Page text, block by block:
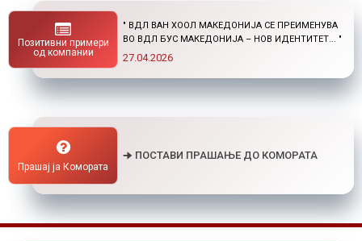
Позитивни примери
од компании
ПОСТДИПЛОМСКИ СТУДИИ ДОМА И ВО
СТРАНСТВО "
01.04.2026
Прашај ја Комората
🠊 ПОСТАВИ ПРАШАЊЕ ДО КОМОРАТА